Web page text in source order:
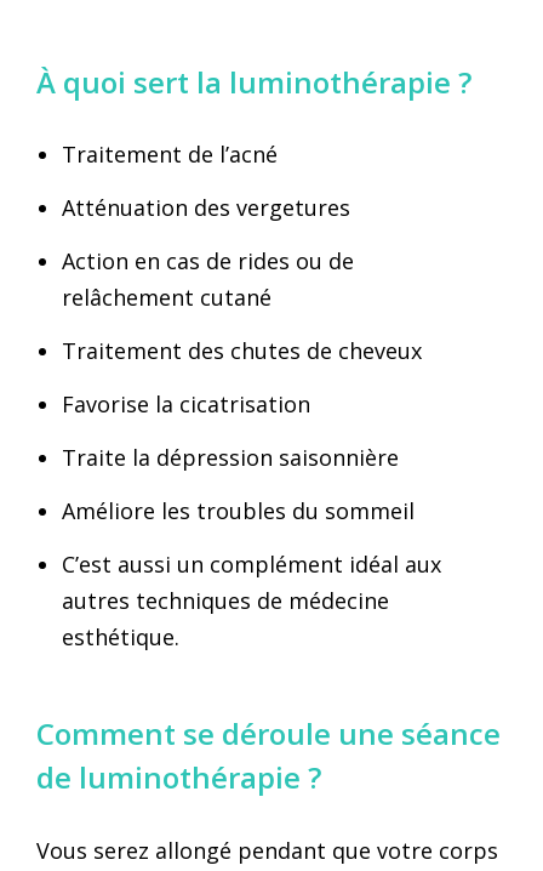
À quoi sert la luminothérapie ?
Traitement de l’acné
Atténuation des vergetures ⁣⁣
Action en cas de rides ou de
relâchement cutané ⁣⁣
Traitement des chutes de cheveux⁣⁣
Favorise la cicatrisation ⁣
Traite la dépression saisonnière ⁣⁣
Améliore les troubles du sommeil
⁣⁣⁣⁣C’est aussi un complément idéal aux
autres techniques de médecine
esthétique.
Comment se déroule une séance
de luminothérapie ? ⁣⁣⁣⁣
Vous serez allongé pendant que votre corps